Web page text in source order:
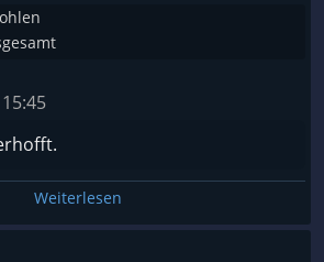
15:45
Weiterlesen